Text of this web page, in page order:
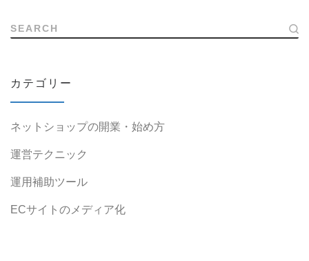
SEARCH
カテゴリー
ネットショップの開業・始め方
運営テクニック
運用補助ツール
ECサイトのメディア化